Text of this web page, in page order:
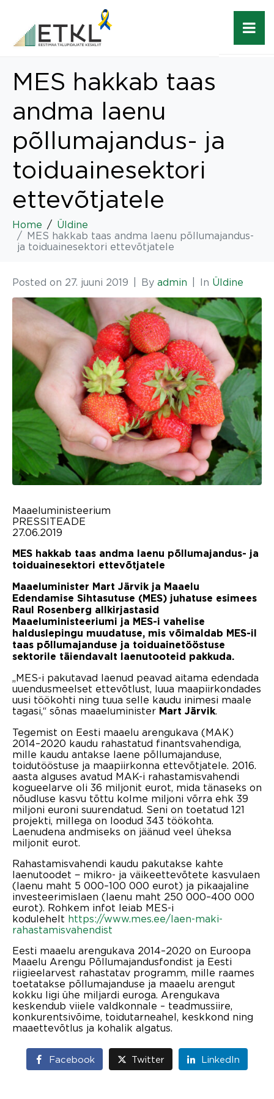
MES hakkab taas
andma laenu
põllumajandus- ja
toiduainesektori
ettevõtjatele
Home
Üldine
MES hakkab taas andma laenu põllumajandus-
ja toiduainesektori ettevõtjatele
Posted on 27. juuni 2019 By admin In Üldine
Maaeluministeerium
PRESSITEADE
27.06.2019
MES hakkab taas andma laenu põllumajandus- ja
toiduainesektori ettevõtjatele
Maaeluminister Mart Järvik ja Maaelu
Edendamise Sihtasutuse (MES) juhatuse esimees
Raul Rosenberg allkirjastasid
Maaeluministeeriumi ja MES-i vahelise
halduslepingu muudatuse, mis võimaldab MES-il
taas põllumajanduse ja toiduainetööstuse
sektorile täiendavalt laenutooteid pakkuda.
„MES-i pakutavad laenud peavad aitama edendada
uuendusmeelset ettevõtlust, luua maapiirkondades
uusi töökohti ning tuua selle kaudu inimesi maale
tagasi,“ sõnas maaeluminister Mart Järvik.
Tegemist on Eesti maaelu arengukava (MAK)
2014–2020 kaudu rahastatud finantsvahendiga,
mille kaudu antakse laene põllumajanduse,
toidutööstuse ja maapiirkonna ettevõtjatele. 2016.
aasta alguses avatud MAK-i rahastamisvahendi
kogueelarve oli 36 miljonit eurot, mida tänaseks on
nõudluse kasvu tõttu kolme miljoni võrra ehk 39
miljoni euroni suurendatud. Seni on toetatud 121
projekti, millega on loodud 343 töökohta.
Laenudena andmiseks on jäänud veel üheksa
miljonit eurot.
Rahastamisvahendi kaudu pakutakse kahte
laenutoodet − mikro- ja väikeettevõtete kasvulaen
(laenu maht 5 000–100 000 eurot) ja pikaajaline
investeerimislaen (laenu maht 250 000–400 000
eurot). Rohkem infot leiab MES-i
kodulehelt https://www.mes.ee/laen-maki-
rahastamisvahendist
Eesti maaelu arengukava 2014–2020 on Euroopa
Maaelu Arengu Põllumajandusfondist ja Eesti
riigieelarvest rahastatav programm, mille raames
toetatakse põllumajanduse ja maaelu arengut
kokku ligi ühe miljardi euroga. Arengukava
keskendub viiele valdkonnale – teadmussiire,
konkurentsivõime, toidutarneahel, keskkond ning
maaettevõtlus ja kohalik algatus.
Facebook Twitter LinkedIn